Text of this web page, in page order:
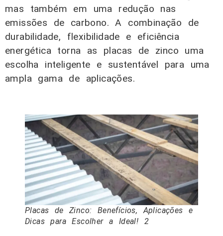
mas também em uma redução nas
emissões de carbono. A combinação de
durabilidade, flexibilidade e eficiência
energética torna as placas de zinco uma
escolha inteligente e sustentável para uma
ampla gama de aplicações.
Placas de Zinco: Benefícios, Aplicações e
Dicas para Escolher a Ideal! 2